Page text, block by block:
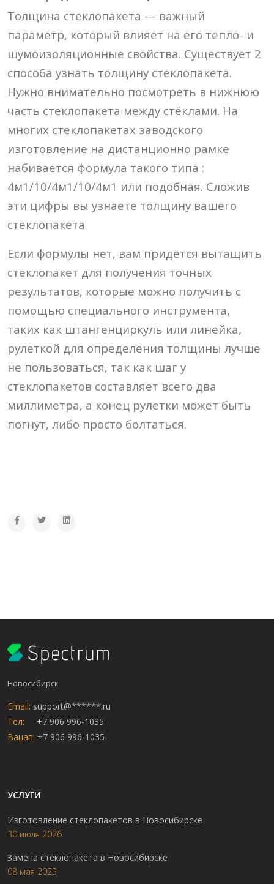
Толщина стеклопакета — важный
параметр, который влияет на его тепло- и
шумоизоляционные свойства. Существует 2
способа узнать толщину стеклопакета.
Нужно внимательно посмотреть в нижнюю
часть стеклопакета между стёклами. На
многих стеклопакетах заводского
изготовление на дистанционно рамке
набивается формула такого типа :
4м1/10/4м1/10/4м1 или подобная. Сложив
эти цифры вы узнаете толщину вашего
стеклопакета
Если формулы нет, вам придётся вытащить
стеклопакет для получения точных
результатов, которые можно получить с
помощью специального инструмента,
таких как штангенциркуль или линейка,
рулеткой для определения толщины лучше
не пользоваться, так как шаг у
стеклопакетов составляет всего два
миллиметра, а конец рулетки может быть
погнут, либо просто болтаться.
Новосибирск
Email: support@******.ru
Тел: +7 906 996-1035
Вацап: +7 906 996-1035
УСЛУГИ
Изготовление стеклопакетов в Новосибирске
30 июля 2026
Замена стеклопакета в Новосибирске
08 мая 2025